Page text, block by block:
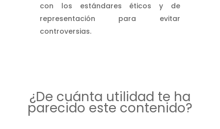
con los estándares éticos y de
representación para evitar
controversias.
¿De cuánta utilidad te ha
parecido este contenido?